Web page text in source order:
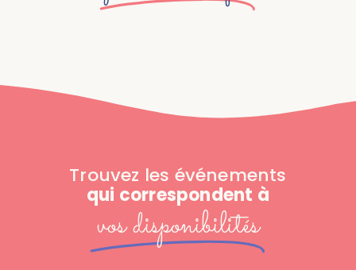
Trouvez les événements
qui correspondent à
vos disponibilités